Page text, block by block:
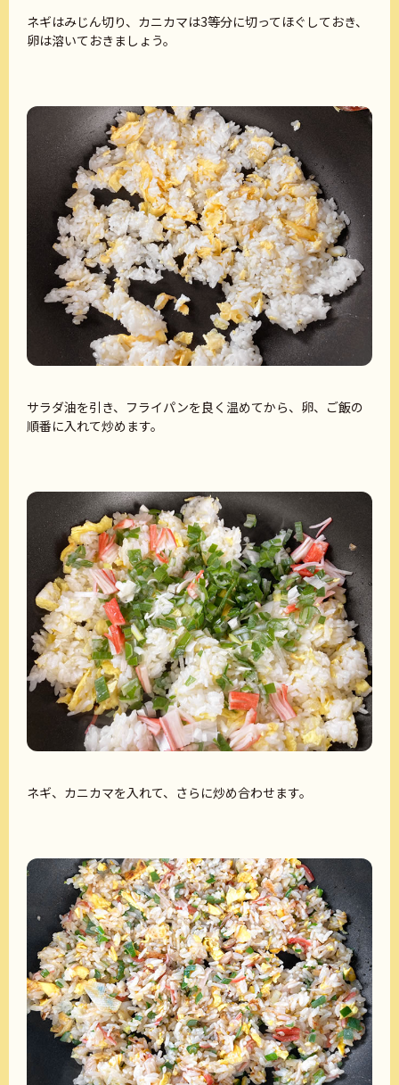
ネギはみじん切り、カニカマは3等分に切ってほぐしておき、
卵は溶いておきましょう。
サラダ油を引き、フライパンを良く温めてから、卵、ご飯の
順番に入れて炒めます。
ネギ、カニカマを入れて、さらに炒め合わせます。